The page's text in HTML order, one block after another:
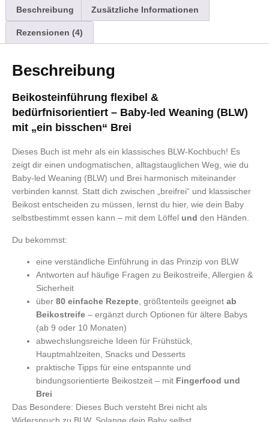
Beschreibung Zusätzliche Informationen
Rezensionen (4)
Beschreibung
Beikosteinführung flexibel &
bedürfnisorientiert – Baby-led Weaning (BLW)
mit „ein bisschen“ Brei
Dieses Buch ist mehr als ein klassisches BLW-Kochbuch! Es
zeigt dir einen undogmatischen, alltagstauglichen Weg, wie du
Baby-led Weaning (BLW) und Brei harmonisch miteinander
verbinden kannst. Statt dich zwischen „breifrei“ und klassischer
Beikost entscheiden zu müssen, lernst du hier, wie dein Baby
selbstbestimmt essen kann – mit dem Löffel und den Händen.
Du bekommst:
eine verständliche Einführung in das Prinzip von BLW
Antworten auf häufige Fragen zu Beikostreife, Allergien &
Sicherheit
über 80 einfache Rezepte , größtenteils geeignet ab
Beikostreife – ergänzt durch Optionen für ältere Babys
(ab 9 oder 10 Monaten)
abwechslungsreiche Ideen für Frühstück,
Hauptmahlzeiten, Snacks und Desserts
praktische Tipps für eine entspannte und
bindungsorientierte Beikostzeit – mit Fingerfood und
Brei
Das Besondere: Dieses Buch versteht Brei nicht als